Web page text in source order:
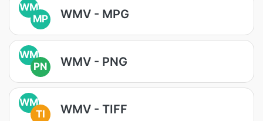
WM
MP
WMV - MPG
WM
PN
WMV - PNG
WM
TI
WMV - TIFF